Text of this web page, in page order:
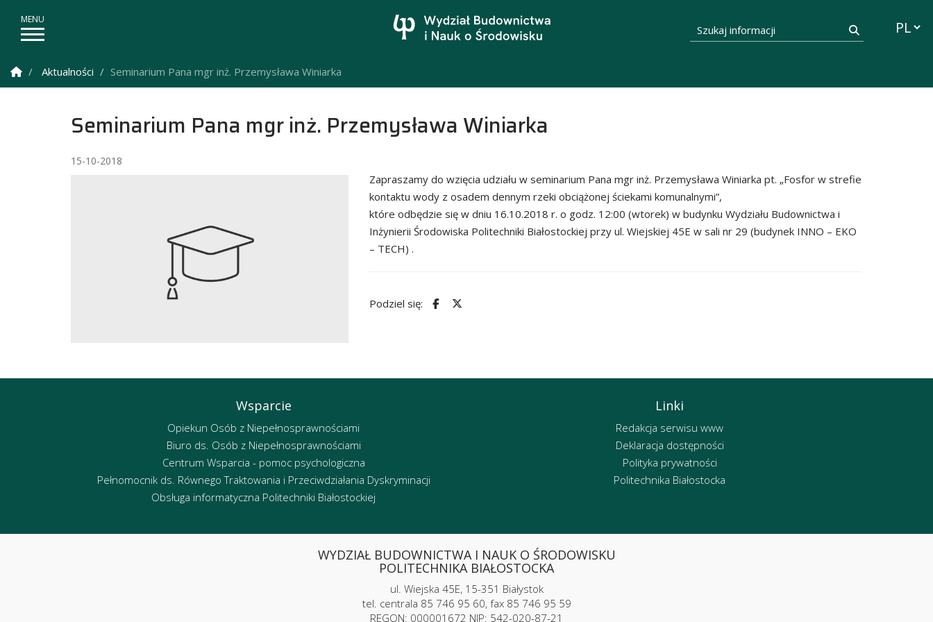
Szukaj informacji
Strona Główna
Aktualności Seminarium Pana mgr inż. Przemysława Winiarka
Seminarium Pana mgr inż. Przemysława Winiarka
15-10-2018
Zapraszamy do wzięcia udziału w seminarium Pana mgr inż. Przemysława Winiarka pt. „Fosfor w strefie
kontaktu wody z osadem dennym rzeki obciążonej ściekami komunalnymi”,
które odbędzie się w dniu 16.10.2018 r. o godz. 12:00 (wtorek) w budynku Wydziału Budownictwa i
Inżynierii Środowiska Politechniki Białostockiej przy ul. Wiejskiej 45E w sali nr 29 (budynek INNO – EKO
– TECH) .
Podziel się:
Wsparcie
Opiekun Osób z Niepełnosprawnościami
Biuro ds. Osób z Niepełnosprawnościami
Centrum Wsparcia - pomoc psychologiczna
Pełnomocnik ds. Równego Traktowania i Przeciwdziałania Dyskryminacji
Obsługa informatyczna Politechniki Białostockiej
Linki
Redakcja serwisu www
Deklaracja dostępności
Polityka prywatności
Politechnika Białostocka
WYDZIAŁ BUDOWNICTWA I NAUK O ŚRODOWISKU
POLITECHNIKA BIAŁOSTOCKA
ul. Wiejska 45E, 15-351 Białystok
tel. centrala 85 746 95 60, fax 85 746 95 59
REGON: 000001672 NIP: 542-020-87-21